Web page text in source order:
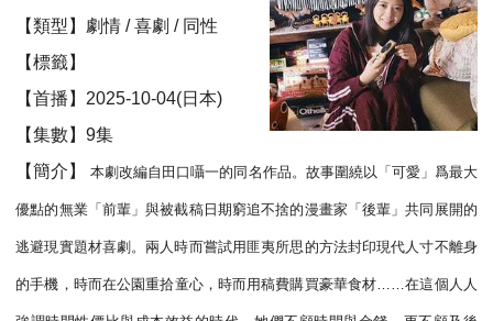
【類型】劇情 / 喜劇 / 同性
【標籤】
【首播】2025-10-04(日本)
【集數】9集
【簡介】本劇改編自田口囁一的同名作品。故事圍繞以「可愛」爲最大
優點的無業「前輩」與被截稿日期窮追不捨的漫畫家「後輩」共同展開的
逃避現實題材喜劇。兩人時而嘗試用匪夷所思的方法封印現代人寸不離身
的手機，時而在公園重拾童心，時而用稿費購買豪華食材……在這個人人